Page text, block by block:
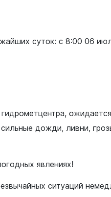
суток: с 8:00 06
ожидается
дожди, ливни,
явлениях!
ситуаций